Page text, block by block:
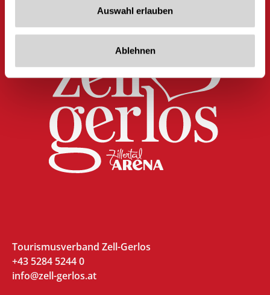
Auswahl erlauben
Ablehnen
Tourismusverband Zell-Gerlos
+43 5284 5244 0
info@zell-gerlos.at